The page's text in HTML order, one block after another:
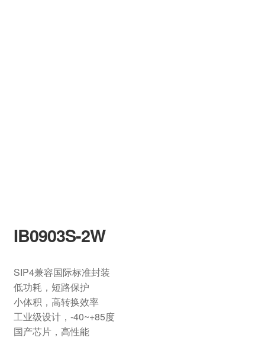
IB0903S-2W
SIP4兼容国际标准封装
低功耗，短路保护
小体积，高转换效率
工业级设计，-40~+85度
国产芯片，高性能